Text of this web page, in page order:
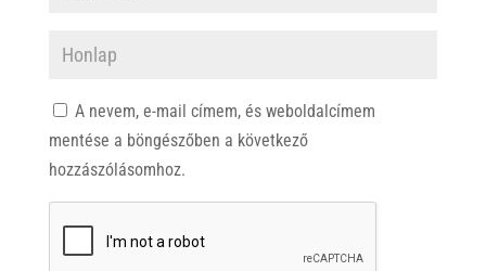
A nevem, e-mail címem, és weboldalcímem
mentése a böngészőben a következő
hozzászólásomhoz.